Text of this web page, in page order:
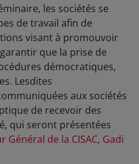
les sociétés se
de travail afin de
visant à promouvoir
que la prise de
démocratiques,
Lesdites
aux sociétés
de recevoir des
qui seront présentées
Général de la CISAC, Gadi